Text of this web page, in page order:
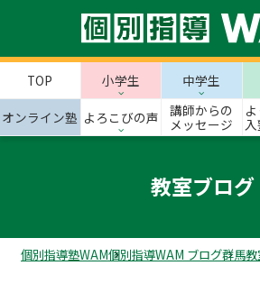
TOP 小学生 中学生
オンライン塾 よろこびの声
講師からの
メッセージ
教室ブログ
個別指導塾WAM個別指導WAM ブログ群馬